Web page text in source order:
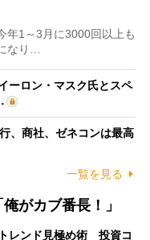
1～3月に3000回以上も
なり…
ーロン・マスク氏とスペ
、商社、ゼネコンは最高
一覧を見る
がカブ番長！」
レンド見極め術 投資コ